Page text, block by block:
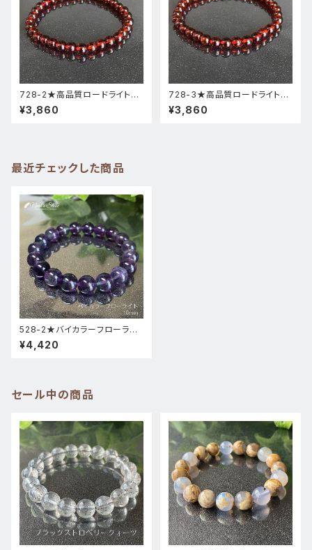
728-2★高品質ロードライトガ
ーネット★天然石ブレスレットパ
ワーストーン新品
¥3,860
728-3★高品質ロードライトガ
ーネット★天然石ブレスレットパ
ワーストーン新品
¥3,860
最近チェックした商品
528-2★バイカラーフローライ
ト【パープル】天然石パワースト
ーンブレスレット
¥4,420
セール中の商品